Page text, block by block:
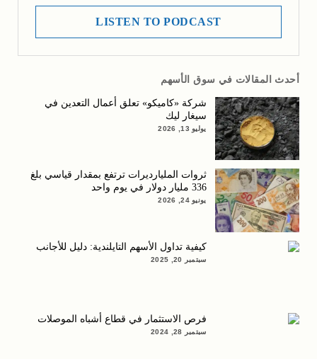
LISTEN TO PODCAST
أحدث المقالات في سوق الأسهم
شركة «كاميكو» تعلق أعمال التعدين في
سيغار ليك
يوليو 13, 2026
ثروات المليارديرات ترتفع بمقدار قياسي بلغ
336 مليار دولار في يوم واحد
يونيو 24, 2026
كيفية تداول الأسهم التايلندية: دليل للأجانب
سبتمبر 20, 2025
فرص الاستثمار في قطاع أشباه الموصلات
سبتمبر 28, 2024